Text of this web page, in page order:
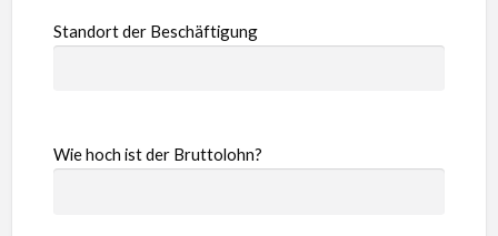
Standort der Beschäftigung
Wie hoch ist der Bruttolohn?